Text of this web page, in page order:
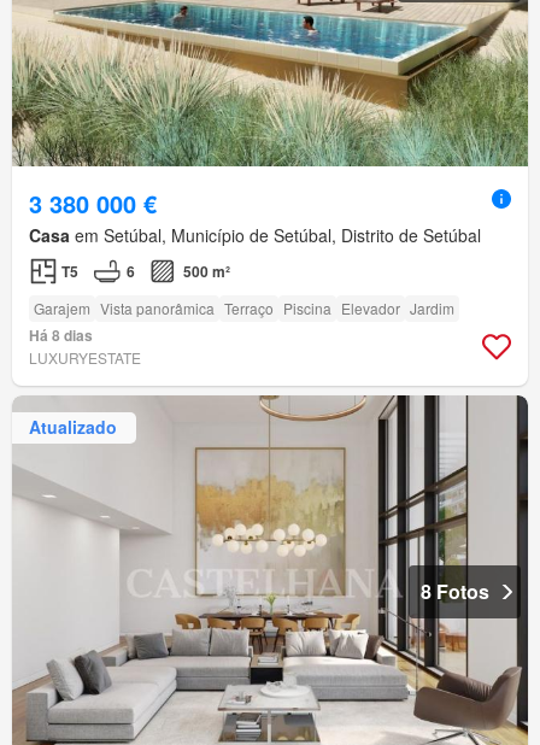
3 380 000 €
Casa em Setúbal, Município de Setúbal, Distrito de Setúbal
T5 6 500 m²
Garajem Vista panorâmica Terraço Piscina Elevador Jardim
Há 8 dias
LUXURYESTATE
Atualizado
8 Fotos